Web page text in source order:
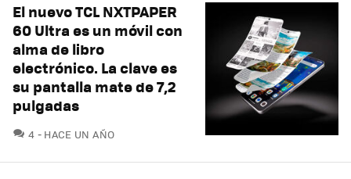
El nuevo TCL NXTPAPER
60 Ultra es un móvil con
alma de libro
electrónico. La clave es
su pantalla mate de 7,2
pulgadas
4 COMENTARIOS
HACE UN AÑO